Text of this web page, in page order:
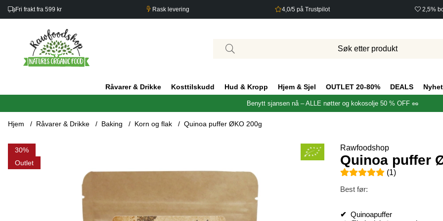
Fri frakt fra 599 kr Rask levering 4,0/5 på Trustpilot 2,5%
Råvarer & Drikke Kosttilskudd Hud & Kropp Hjem & Sjel OUTLET 20-80% DEALS
Benytt sjansen nå – ALLE nøtter og kokosolje 50 % OFF 🥜
Hjem Råvarer & Drikke Baking Korn og flak Quinoa puffer ØKO 200g
30
Outlet
Produktbilder Quinoa puffer ØKO 200g Rawfoodshop
Quinoa puffer
Gjennomsnittlig rangering 5
(1)
Best før:
✔ Quinoapuffer